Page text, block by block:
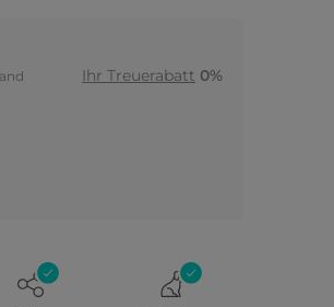
Ihr Treuerabatt 0%